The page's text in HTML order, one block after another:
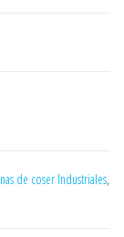
de coser Industriales,